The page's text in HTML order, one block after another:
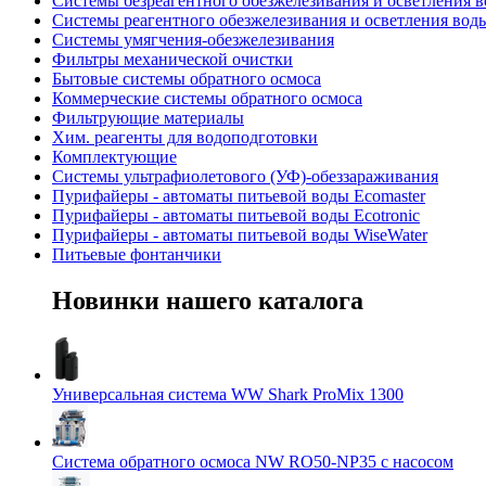
Системы реагентного обезжелезивания и осветления
Системы умягчения-обезжелезивания
Фильтры механической очистки
Бытовые системы обратного осмоса
Коммерческие системы обратного осмоса
Фильтрующие материалы
Хим. реагенты для водоподготовки
Комплектующие
Системы ультрафиолетового (УФ)-обеззараживания
Пурифайеры - автоматы питьевой воды Ecomaster
Пурифайеры - автоматы питьевой воды Ecotronic
Пурифайеры - автоматы питьевой воды WiseWater
Питьевые фонтанчики
Новинки нашего каталога
Универсальная система WW Shark ProMix 1300
Система обратного осмоса NW RO50-NP35 с насосом